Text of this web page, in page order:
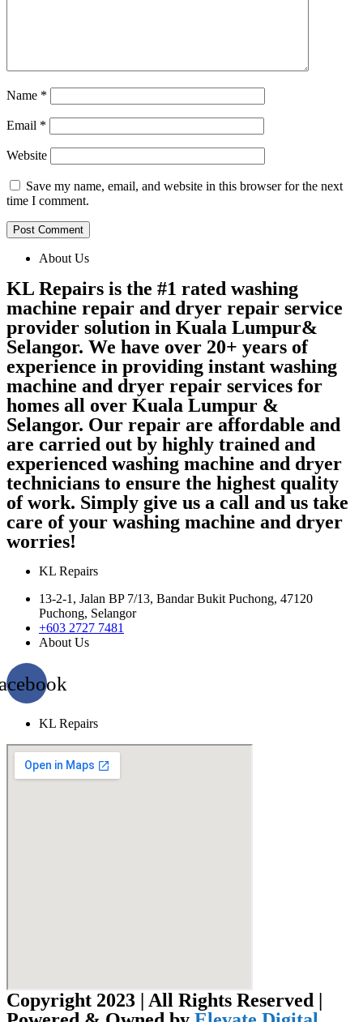
Name *
Email *
Website
Save my name, email, and website in this browser for the next
time I comment.
About Us
KL Repairs is the #1 rated washing
machine repair and dryer repair service
provider solution in Kuala Lumpur&
Selangor. We have over 20+ years of
experience in providing instant washing
machine and dryer repair services for
homes all over Kuala Lumpur &
Selangor. Our repair are affordable and
are carried out by highly trained and
experienced washing machine and dryer
technicians to ensure the highest quality
of work. Simply give us a call and us take
care of your washing machine and dryer
worries!
KL Repairs
13-2-1, Jalan BP 7/13, Bandar Bukit Puchong, 47120
Puchong, Selangor
+603 2727 7481
About Us
KL Repairs
Copyright 2023 | All Rights Reserved |